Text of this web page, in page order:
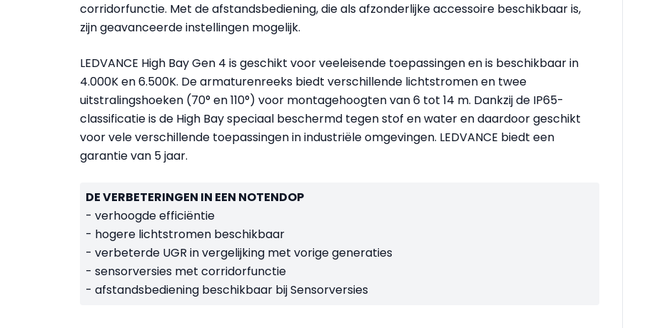
corridorfunctie. Met de afstandsbediening, die als afzonderlijke accessoire beschikbaar is,
zijn geavanceerde instellingen mogelijk.
LEDVANCE High Bay Gen 4 is geschikt voor veeleisende toepassingen en is beschikbaar in
4.000K en 6.500K. De armaturenreeks biedt verschillende lichtstromen en twee
uitstralingshoeken (70° en 110°) voor montagehoogten van 6 tot 14 m. Dankzij de IP65-
classificatie is de High Bay speciaal beschermd tegen stof en water en daardoor geschikt
voor vele verschillende toepassingen in industriële omgevingen. LEDVANCE biedt een
garantie van 5 jaar.
DE VERBETERINGEN IN EEN NOTENDOP
- verhoogde efficiëntie
- hogere lichtstromen beschikbaar
- verbeterde UGR in vergelijking met vorige generaties
- sensorversies met corridorfunctie
- afstandsbediening beschikbaar bij Sensorversies